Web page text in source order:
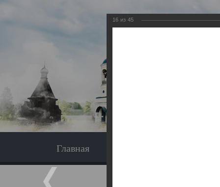
Главная
16 из 45